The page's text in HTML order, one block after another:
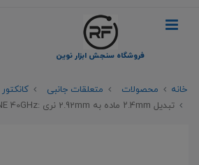
فروشگاه سنجش ابزار نوین
خانه محصولات متعلقات جانبی
تبدیل ۲.4mm ماده به 2.92mm نری :RFONE 40GHz